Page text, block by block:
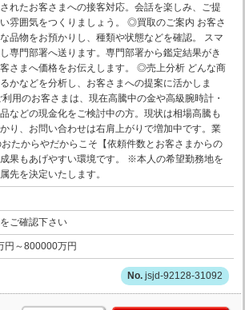
れたお客さまへの接客対応。会話を楽しみ、ご提
雰囲気をつくりましょう。 ◎買取のご案内 お客さ
品物をお預かりし、種類や状態などを確認。 スマ
専門部署へ送ります。専門部署から鑑定結果がき
さまへ価格をお伝えします。 ◎売上分析 どんな商
かなどを分析し、お客さまへの提案に活かしま
用のお客さまは、現在高騰中の金や高級腕時計・
などの現金化をご検討中の方。現状は相場高騰も
り、お問い合わせは右肩上がりで増加中です。業
たからやだからこそ【依頼件数とお客さまからの
果もあげやすい環境です。 ※本人の希望勤務地を
先を決定いたします。
ご確認下さい
円～800000万円
jsjd-92128-31092